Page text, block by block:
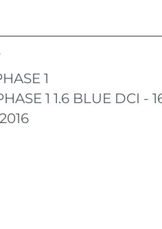
1
1 1.6 BLUE DCI -
2016